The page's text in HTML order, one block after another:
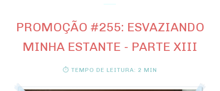
PROMOÇÃO #255: ESVAZIANDO
MINHA ESTANTE - PARTE XIII
⏱ TEMPO DE LEITURA: 2 MIN